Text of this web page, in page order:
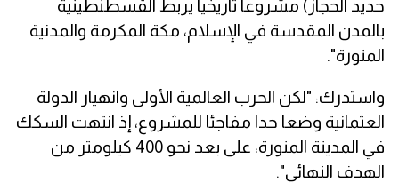
حديد الحجاز) مشروعا تاريخيا يربط القسطنطينية
بالمدن المقدسة في الإسلام، مكة المكرمة والمدنية
المنورة".
واستدرك: "لكن الحرب العالمية الأولى وانهيار الدولة
العثمانية وضعا حدا مفاجئا للمشروع، إذ انتهت السكك
في المدينة المنورة، على بعد نحو 400 كيلومتر من
الهدف النهائي".